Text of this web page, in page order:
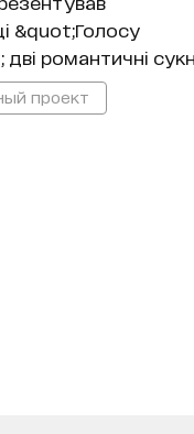
&quot;Голосу
романтичні
проект